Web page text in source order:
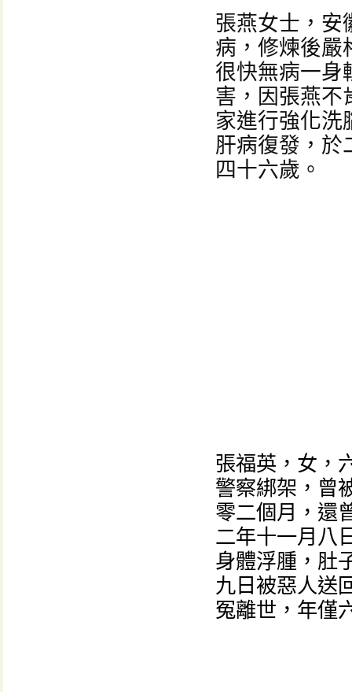
張燕女士，安
病，修煉後嚴
很快無病一身
害，因張燕不
家進行強化洗
肝病復發，於
四十六歲。
張福英，女，
警察綁架，曾
零二個月，還
二年十一月八
身體浮腫，肚
九日被惡人送
冤離世，年僅